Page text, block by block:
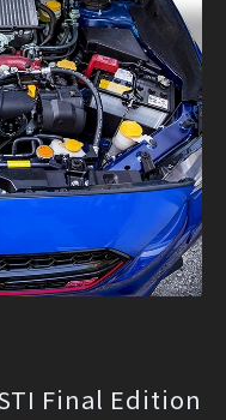
Final Edition